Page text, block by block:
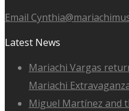
Email
Latest News
Mariachi Vargas
Mariachi
Miguel Martínez and